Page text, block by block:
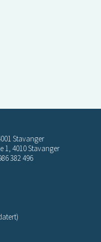
Stavanger
1, 4010 Stavanger
382 496